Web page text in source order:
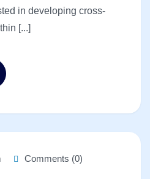
in developing cross-
[...]
Comments (0)